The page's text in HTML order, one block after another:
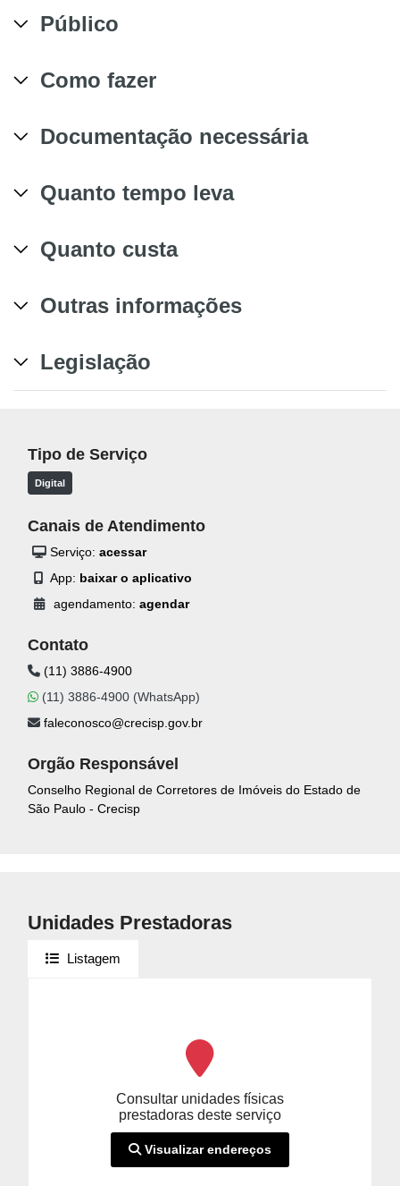
Público
Como fazer
Documentação necessária
Quanto tempo leva
Quanto custa
Outras informações
Legislação
Tipo de Serviço
Digital
Canais de Atendimento
Serviço: acessar
App: baixar o aplicativo
agendamento: agendar
Contato
(11) 3886-4900
(11) 3886-4900 (WhatsApp)
faleconosco@crecisp.gov.br
Orgão Responsável
Conselho Regional de Corretores de Imóveis do Estado de
São Paulo - Crecisp
Unidades Prestadoras
Listagem
Consultar unidades físicas
prestadoras deste serviço
Visualizar endereços